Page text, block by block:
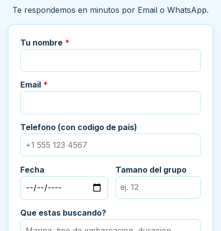
Te respondemos en minutos por Email o WhatsApp.
Tu nombre *
Email *
Telefono (con codigo de pais)
Fecha Tamano del grupo
Que estas buscando?